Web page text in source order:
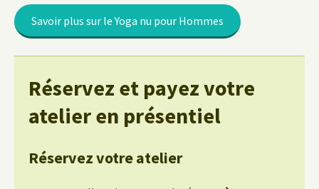
Savoir plus sur le Yoga nu pour Hommes
Réservez et payez votre
atelier en présentiel
Réservez votre atelier